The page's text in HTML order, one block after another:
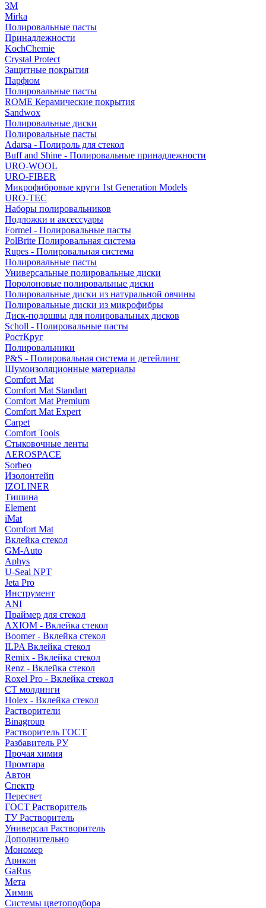
3М
Mirka
Полировальные пасты
Принадлежности
KochChemie
Crystal Protect
Защитные покрытия
Парфюм
Полировальные пасты
ROME Керамические покрытия
Sandwox
Полировальные диски
Полировальные пасты
Adarsa - Полироль для стекол
Buff and Shine - Полировальные принадлежности
URO-WOOL
URO-FIBER
Микрофибровые круги 1st Generation Models
URO-TEC
Наборы полировальников
Подложки и аксессуары
Formel - Полировальные пасты
PolBrite Полировальная система
Rupes - Полировальная система
Полировальные пасты
Универсальные полировальные диски
Поролоновые полировальные диски
Полировальные диски из натуральной овчины
Полировальные диски из микрофибры
Диск-подошвы для полировальных дисков
Scholl - Полировальные пасты
РостКруг
Полировальники
P&S - Полировальная система и детейлинг
Шумоизоляционные материалы
Comfort Mat
Comfort Mat Standart
Comfort Mat Premium
Comfort Mat Expert
Carpet
Comfort Tools
Стыковочные ленты
AEROSPACE
Sorbeo
Изолонтейп
IZOLINER
Тишина
Element
iMat
Comfort Mat
Вклейка стекол
GM-Auto
Aphys
U-Seal NPT
Jeta Pro
Инструмент
ANI
Праймер для стекол
AXIOM - Вклейка стекол
Boomer - Вклейка стекол
ILPA Вклейка стекол
Remix - Вклейка стекол
Renz - Вклейка стекол
Roxel Pro - Вклейка стекол
СТ молдинги
Holex - Вклейка стекол
Растворители
Binagroup
Растворитель ГОСТ
Разбавитель РУ
Прочая химия
Промтара
Автон
Спектр
Пересвет
ГОСТ Растворитель
ТУ Растворитель
Универсал Растворитель
Дополнительно
Мономер
Арикон
GaRus
Мета
Химик
Системы цветоподбора